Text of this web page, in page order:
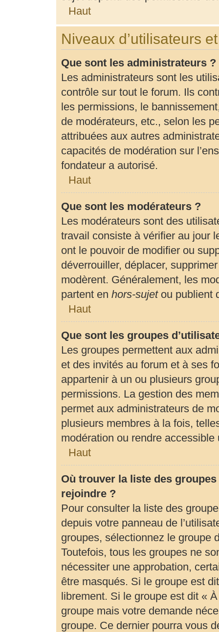
Haut
Niveaux d’utilisateurs
Que sont les administrateurs ?
Les administrateurs sont les
contrôle sur tout le forum. Ils
les permissions, le
de modérateurs, etc., selon les
attribuées aux autres
capacités de modération sur
fondateur a autorisé.
Haut
Que sont les modérateurs ?
Les modérateurs sont des
travail consiste à vérifier au jour
ont le pouvoir de modifier ou
déverrouiller, déplacer,
modèrent. Généralement, les
partent en hors-sujetou publient
Haut
Que sont les groupes
Les groupes permettent aux
et des invités au forum et à ses
appartenir à un ou plusieurs
permissions. La gestion des
permet aux administrateurs de
plusieurs membres à la fois,
modération ou rendre accessible
Haut
Où trouver la liste des
rejoindre ?
Pour consulter la liste des
depuis votre panneau de
groupes, sélectionnez le groupe
Toutefois, tous les groupes ne
nécessiter une approbation,
être masqués. Si le groupe est
librement. Si le groupe est dit «
groupe mais votre demande
groupe. Ce dernier pourra vous